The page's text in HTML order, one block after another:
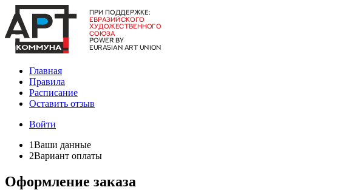
Главная
Правила
Расписание
Оставить отзыв
Войти
1Ваши данные
2Вариант оплаты
Оформление заказа